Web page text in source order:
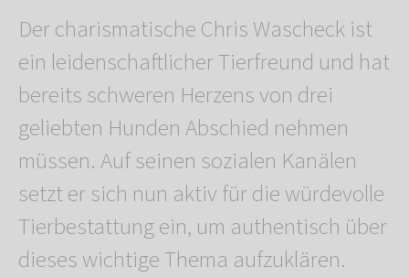
Der charismatische Chris Wascheck ist
ein leidenschaftlicher Tierfreund und hat
bereits schweren Herzens von drei
geliebten Hunden Abschied nehmen
müssen. Auf seinen sozialen Kanälen
setzt er sich nun aktiv für die würdevolle
Tierbestattung ein, um authentisch über
dieses wichtige Thema aufzuklären.